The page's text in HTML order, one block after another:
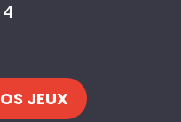
4
JEUX